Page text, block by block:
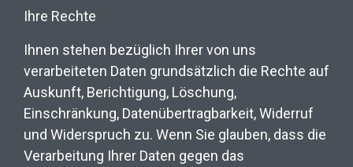
Ihre Rechte
Ihnen stehen bezüglich Ihrer von uns
verarbeiteten Daten grundsätzlich die Rechte auf
Auskunft, Berichtigung, Löschung,
Einschränkung, Datenübertragbarkeit, Widerruf
und Widerspruch zu. Wenn Sie glauben, dass die
Verarbeitung Ihrer Daten gegen das